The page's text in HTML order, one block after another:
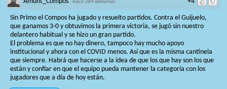
·hace 289 semanas
Sin Primo el Compos ha jugado y resuelto partidos. Contra el Guijuelo,
que ganamos 3-0 y obtuvimos la primera victoria, se jugó sin nuestro
delantero habitual y se hizo un gran partido.
El problema es que no hay dinero, tampoco hay mucho apoyo
institucional y ahora con el COVID menos. Así que es la misma cantinela
que siempre. Habrá que hacerse a la idea de que los que hay son los que
están y confiar en que el equipo pueda mantener la categoría con los
jugadores que a día de hoy están.